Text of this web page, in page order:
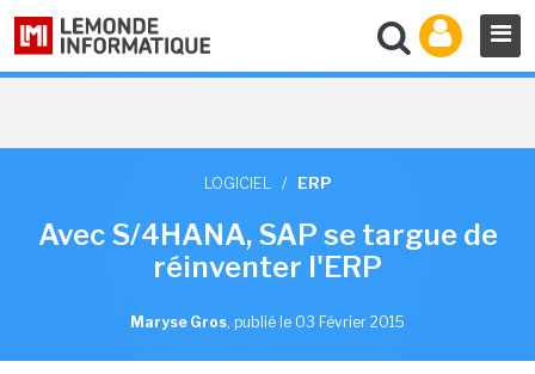
LOGICIEL / ERP
Avec S/4HANA, SAP se targue de
réinventer l'ERP
Maryse Gros, publié le 03 Février 2015